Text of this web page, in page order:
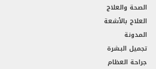
الصحة والعلاج
العلاج بالأشعة
المدونة
تجميل البشرة
جراحة العظام